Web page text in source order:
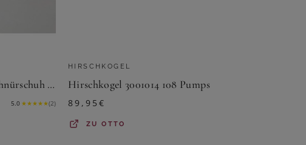
Hirschkogel 3000206/032 Schnürschuh Obermaterial: Leder
5.0 ★★★★★(2)
HIRSCHKOGEL
Hirschkogel 3001014 108 Pumps
89,95€
ZUOTTO